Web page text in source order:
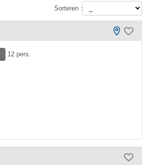
Sorteren :
12 pers.